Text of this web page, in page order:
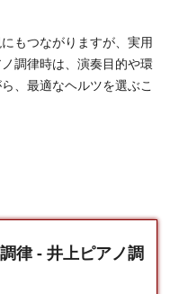
もつながりますが、実用
調律時は、演奏目的や環
、最適なヘルツを選ぶこ
律 - 井上ピアノ調